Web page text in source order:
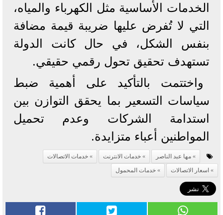
الخدمات الأساسية مثل الكهرباء والمياه،
التي لا تُفرض عليها ضريبة قيمة مضافة
بنفس الشكل، في حال كانت الدولة
تستهدف تحقيق تحول رقمي حقيقي.
واختتمت بالتأكيد على أهمية ضبط
سياسات التسعير بما يحقق التوازن بين
استدامة الشركات وعدم تحميل
المواطنين أعباء متزايدة.
مها عبد الناصر خدمات الانترنت
خدمات الاتصالات
اسعار الاتصالات
خدمات المحمول